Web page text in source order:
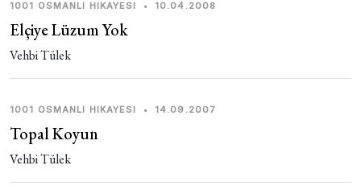
1001 OSMANLI HIKAYESI • 10.04.2008
Elçiye Lüzum Yok
Vehbi Tülek
1001 OSMANLI HIKAYESI • 14.09.2007
Topal Koyun
Vehbi Tülek